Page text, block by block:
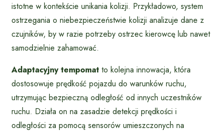
istotne w kontekście unikania kolizji. Przykładowo, system
ostrzegania o niebezpieczeństwie kolizji analizuje dane z
czujników, by w razie potrzeby ostrzec kierowcę lub nawet
samodzielnie zahamować.
Adaptacyjny tempomat to kolejna innowacja, która
dostosowuje prędkość pojazdu do warunków ruchu,
utrzymując bezpieczną odległość od innych uczestników
ruchu. Działa on na zasadzie detekcji prędkości i
odległości za pomocą sensorów umieszczonych na